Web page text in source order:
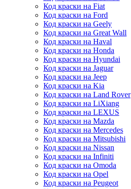
Код краски на Fiat
Код краски на Ford
Код краски на Geely
Код краски на Great Wall
Код краски на Haval
Код краски на Honda
Код краски на Hyundai
Код краски на Jaguar
Код краски на Jeep
Код краски на Kia
Код краски на Land Rover
Код краски на LiXiang
Код краски на LEXUS
Код краски на Mazda
Код краски на Mercedes
Код краски на Mitsubishi
Код краски на Nissan
Код краски на Infiniti
Код краски на Omoda
Код краски на Opel
Код краски на Peugeot